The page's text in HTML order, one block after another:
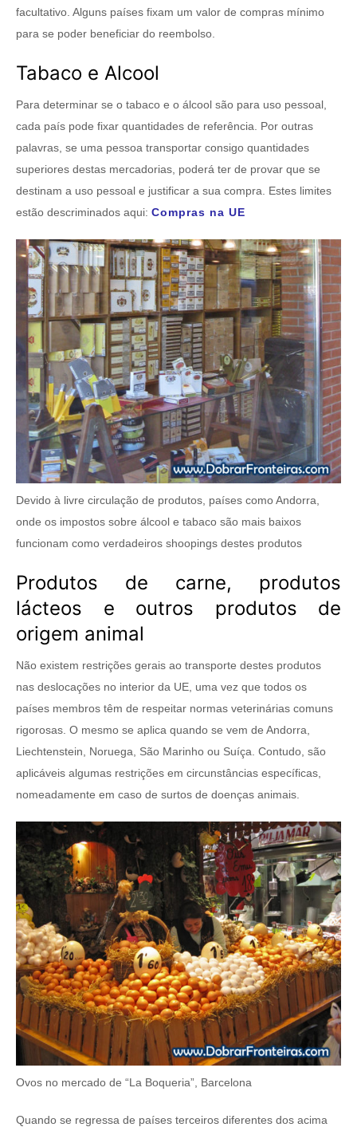
facultativo. Alguns países fixam um valor de compras mínimo
para se poder beneficiar do reembolso.
Tabaco e Alcool
Para determinar se o tabaco e o álcool são para uso pessoal,
cada país pode fixar quantidades de referência. Por outras
palavras, se uma pessoa transportar consigo quantidades
superiores destas mercadorias, poderá ter de provar que se
destinam a uso pessoal e justificar a sua compra. Estes limites
estão descriminados aqui: Compras na UE
Devido à livre circulação de produtos, países como Andorra,
onde os impostos sobre álcool e tabaco são mais baixos
funcionam como verdadeiros shoopings destes produtos
Produtos de carne, produtos
lácteos e outros produtos de
origem animal
Não existem restrições gerais ao transporte destes produtos
nas deslocações no interior da UE, uma vez que todos os
países membros têm de respeitar normas veterinárias comuns
rigorosas. O mesmo se aplica quando se vem de Andorra,
Liechtenstein, Noruega, São Marinho ou Suíça. Contudo, são
aplicáveis algumas restrições em circunstâncias específicas,
nomeadamente em caso de surtos de doenças animais.
Ovos no mercado de “La Boqueria”, Barcelona
Quando se regressa de países terceiros diferentes dos acima